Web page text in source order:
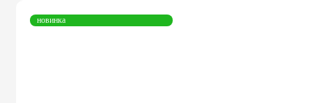
новинка